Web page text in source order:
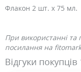
Флакон 2 шт. х 75 мл.
При використанні та
посилання на
Відгуки покупців